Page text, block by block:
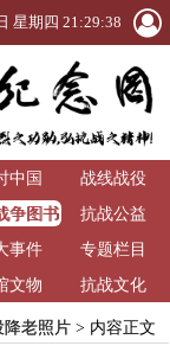
星期四 21:29:39
中国
战线战役
争图书
馆
抗战公益
事件
专题栏目
文物 抗战文化
降老照片> 内容正文